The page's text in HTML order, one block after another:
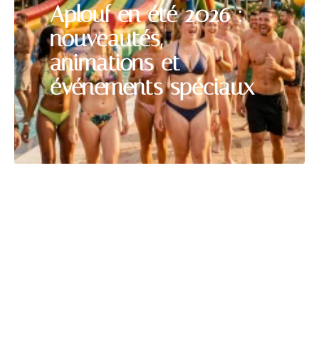
Aplouf en été 2026 :
nouveautés,
animations et
événements spéciaux